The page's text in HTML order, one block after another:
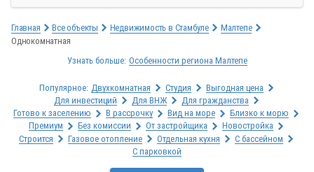
Главная Все объекты Недвижимость в Стамбуле
Малтепе
Однокомнатная
Узнать больше: Особенности региона Малтепе
Популярное: Двухкомнатная Студия
Выгодная цена
Для инвестиций
Для ВНЖ
Для гражданства
Готово к заселению
В рассрочку Вид на море
Близко к морю
Премиум
Без комиссии От застройщика
Новостройка
Строится
Газовое отопление Отдельная кухня
С бассейном
С парковкой